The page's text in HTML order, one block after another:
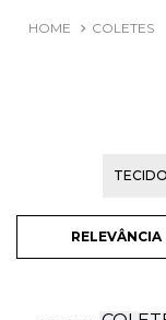
COLETES
RELEVÂNCIA